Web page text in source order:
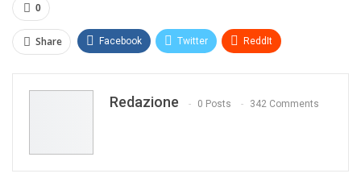
0
Share Facebook Twitter ReddIt
Redazione 0 Posts 342 Comments